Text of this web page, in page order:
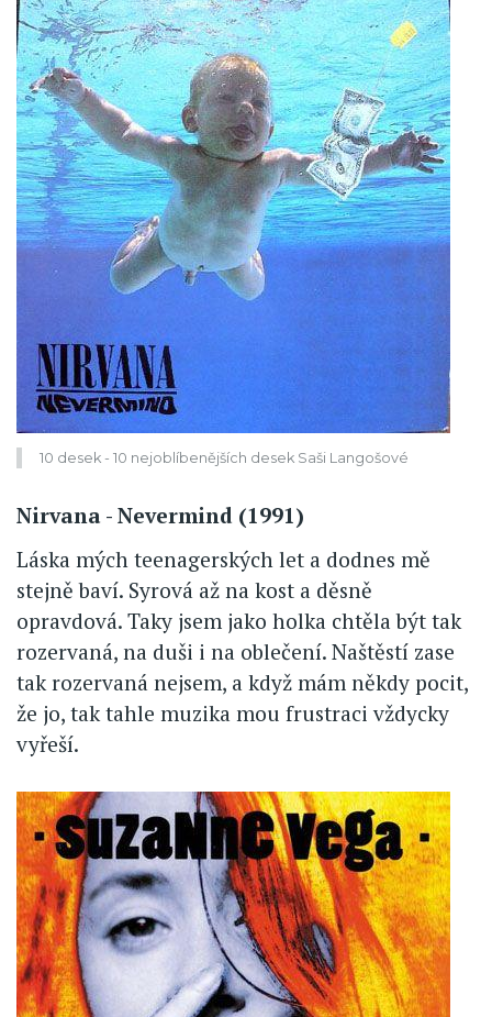
10 desek - 10 nejoblíbenějších desek Saši Langošové
Nirvana - Nevermind (1991)
Láska mých teenagerských let a dodnes mě
stejně baví. Syrová až na kost a děsně
opravdová. Taky jsem jako holka chtěla být tak
rozervaná, na duši i na oblečení. Naštěstí zase
tak rozervaná nejsem, a když mám někdy pocit,
že jo, tak tahle muzika mou frustraci vždycky
vyřeší.